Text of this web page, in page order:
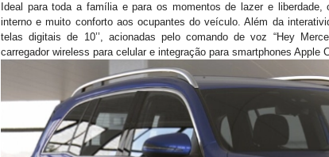
Ideal para toda a família e para os momentos de lazer e
interno e muito conforto aos ocupantes do veículo. Além da
telas digitais de 10’’, acionadas pelo comando de voz “Hey
carregador wireless para celular e integração para smartphones Apple